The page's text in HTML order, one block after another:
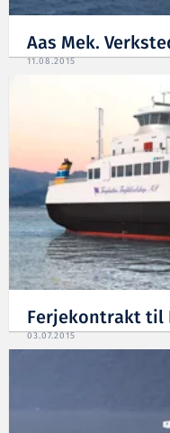
Aas Mek.
11.08.2015
Ferjekontrakt til
03.07.2015